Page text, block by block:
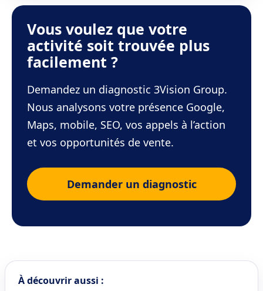
Vous voulez que votre
activité soit trouvée plus
facilement ?
Demandez un diagnostic 3Vision Group.
Nous analysons votre présence Google,
Maps, mobile, SEO, vos appels à l’action
et vos opportunités de vente.
Demander un diagnostic
À découvrir aussi :